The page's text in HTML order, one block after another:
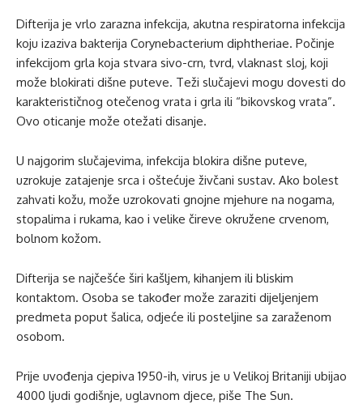
Difterija je vrlo zarazna infekcija, akutna respiratorna infekcija
koju izaziva bakterija Corynebacterium diphtheriae. Počinje
infekcijom grla koja stvara sivo-crn, tvrd, vlaknast sloj, koji
može blokirati dišne puteve. Teži slučajevi mogu dovesti do
karakterističnog otečenog vrata i grla ili “bikovskog vrata”.
Ovo oticanje može otežati disanje.
U najgorim slučajevima, infekcija blokira dišne puteve,
uzrokuje zatajenje srca i oštećuje živčani sustav. Ako bolest
zahvati kožu, može uzrokovati gnojne mjehure na nogama,
stopalima i rukama, kao i velike čireve okružene crvenom,
bolnom kožom.
Difterija se najčešće širi kašljem, kihanjem ili bliskim
kontaktom. Osoba se također može zaraziti dijeljenjem
predmeta poput šalica, odjeće ili posteljine sa zaraženom
osobom.
Prije uvođenja cjepiva 1950-ih, virus je u Velikoj Britaniji ubijao
4000 ljudi godišnje, uglavnom djece, piše The Sun.